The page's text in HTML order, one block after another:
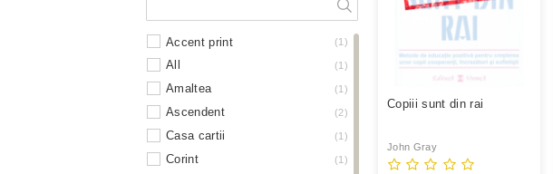
accent print 1
all 1
amaltea 1
ascendent 2
casa cartii 1
corint 1
Copiii sunt din rai
John Gray